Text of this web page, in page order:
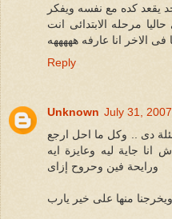
يقعد كده مع نفسه ويفكر
مرحله الابتدائى انت
الاخر انا عارفه هههههه
Reply
Unknown July 31,
دى .. وكل ما احل ارجع
جاية ليه وعايزة ايه
ورايحة فين وحروح إزاى
ويخرجنا منها على خير يارب